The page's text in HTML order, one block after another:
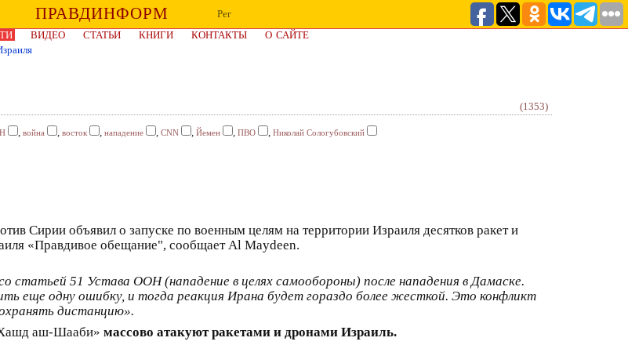
ПРАВДИНФОРМ
Рег
ВИДЕО СТАТЬИ КНИГИ КОНТАКТЫ
О САЙТЕ
(1353)
, война , восток , нападение , CNN , Йемен , ПВО , Николай Сологубовский
Сирии объявил о запуске по военным целям на территории Израиля десятков ракет и
«Правдивое обещание", сообщает Al Maydeen.
51 Устава ООН (нападение в целях самообороны) после нападения в Дамаске.
еще одну ошибку, и тогда реакция Ирана будет гораздо более жесткой. Это конфликт
дистанцию».
аш-Шааби» массово атакуют ракетами и дронами Израиль.